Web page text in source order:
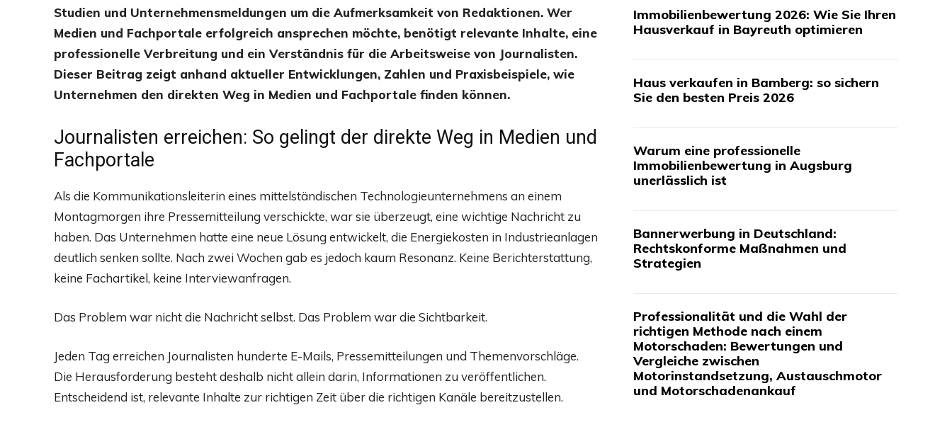
Studien und Unternehmensmeldungen um die Aufmerksamkeit von Redaktionen. Wer
Medien und Fachportale erfolgreich ansprechen möchte, benötigt relevante Inhalte, eine
professionelle Verbreitung und ein Verständnis für die Arbeitsweise von Journalisten.
Dieser Beitrag zeigt anhand aktueller Entwicklungen, Zahlen und Praxisbeispiele, wie
Unternehmen den direkten Weg in Medien und Fachportale finden können.
Journalisten erreichen: So gelingt der direkte Weg in Medien und
Fachportale
Als die Kommunikationsleiterin eines mittelständischen Technologieunternehmens an einem
Montagmorgen ihre Pressemitteilung verschickte, war sie überzeugt, eine wichtige Nachricht zu
haben. Das Unternehmen hatte eine neue Lösung entwickelt, die Energiekosten in Industrieanlagen
deutlich senken sollte. Nach zwei Wochen gab es jedoch kaum Resonanz. Keine Berichterstattung,
keine Fachartikel, keine Interviewanfragen.
Das Problem war nicht die Nachricht selbst. Das Problem war die Sichtbarkeit.
Jeden Tag erreichen Journalisten hunderte E-Mails, Pressemitteilungen und Themenvorschläge.
Die Herausforderung besteht deshalb nicht allein darin, Informationen zu veröffentlichen.
Entscheidend ist, relevante Inhalte zur richtigen Zeit über die richtigen Kanäle bereitzustellen.
Immobilienbewertung 2026: Wie Sie Ihren
Hausverkauf in Bayreuth optimieren
Haus verkaufen in Bamberg: so sichern
Sie den besten Preis 2026
Warum eine professionelle
Immobilienbewertung in Augsburg
unerlässlich ist
Bannerwerbung in Deutschland:
Rechtskonforme Maßnahmen und
Strategien
Professionalität und die Wahl der
richtigen Methode nach einem
Motorschaden: Bewertungen und
Vergleiche zwischen
Motorinstandsetzung, Austauschmotor
und Motorschadenankauf